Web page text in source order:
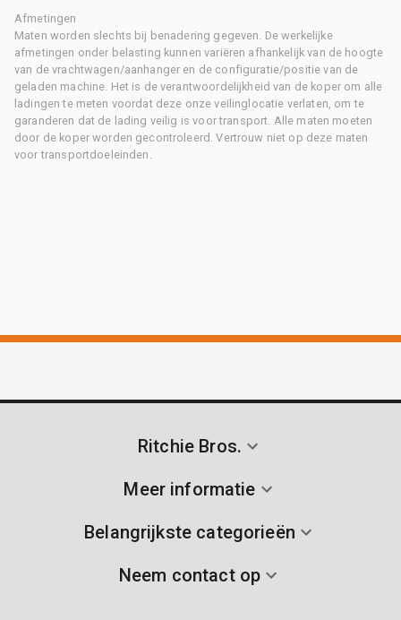
Afmetingen
Maten worden slechts bij benadering gegeven. De werkelijke
afmetingen onder belasting kunnen variëren afhankelijk van de hoogte
van de vrachtwagen/aanhanger en de configuratie/positie van de
geladen machine. Het is de verantwoordelijkheid van de koper om alle
ladingen te meten voordat deze onze veilinglocatie verlaten, om te
garanderen dat de lading veilig is voor transport. Alle maten moeten
door de koper worden gecontroleerd. Vertrouw niet op deze maten
voor transportdoeleinden.
Ritchie Bros.
Meer informatie
Belangrijkste categorieën
Neem contact op